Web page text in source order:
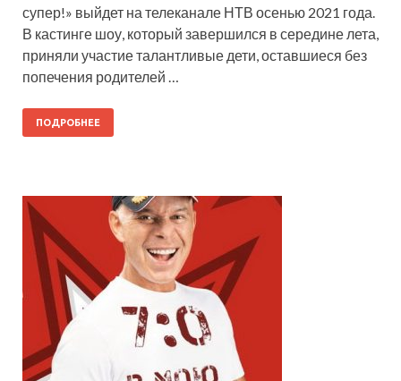
супер!» выйдет на телеканале НТВ осенью 2021 года.
В кастинге шоу, который завершился в середине лета,
приняли участие талантливые дети, оставшиеся без
попечения родителей …
ПОДРОБНЕЕ